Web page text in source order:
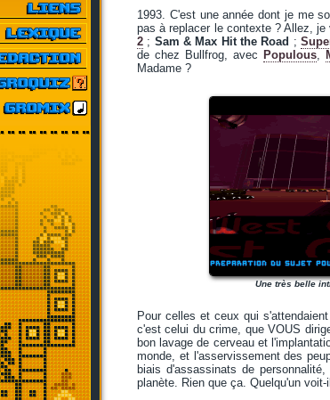
1993. C'est une année dont je me
pas à replacer le contexte ? Allez, je
2 ; Sam & Max Hit the Road ;
de chez Bullfrog, avec Populous,
Madame ?
Une très belle
Pour celles et ceux qui
c'est celui du crime, que VOUS
bon lavage de cerveau et
monde, et l'asservissement des
biais d'assassinats de
planète. Rien que ça. Quelqu'un